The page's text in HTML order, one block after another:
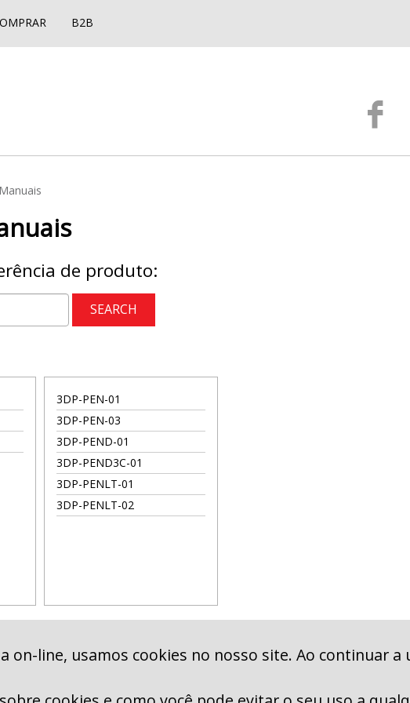
B2B

de produto:
3DP-PEN-01
3DP-PEN-03
3DP-PEND-01
3DP-PEND3C-01
3DP-PENLT-01
3DP-PENLT-02
on-line, usamos cookies no nosso site. Ao continuar